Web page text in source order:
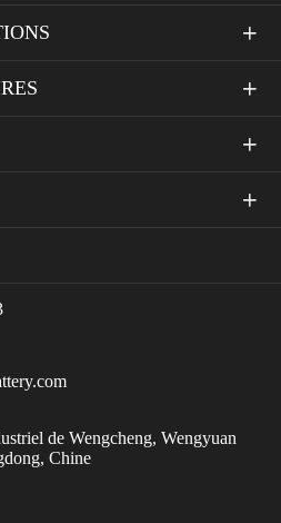




de Wengcheng, Wengyuan
Chine